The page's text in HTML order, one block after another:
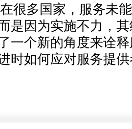
很多国家，服务未
是因为实施不力，
一个新的角度来诠
时如何应对服务提